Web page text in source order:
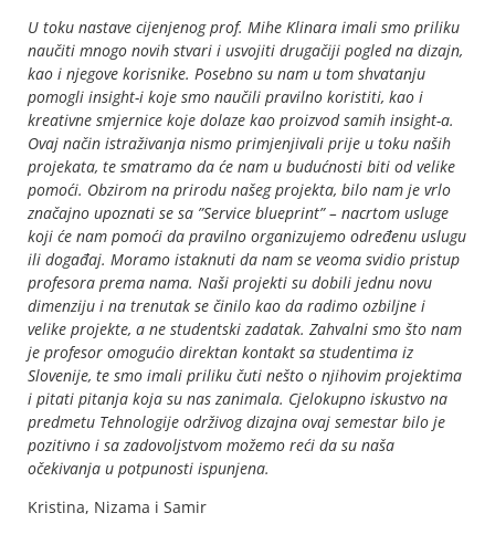
U toku nastave cijenjenog prof. Mihe Klinara imali smo priliku
naučiti mnogo novih stvari i usvojiti drugačiji pogled na dizajn,
kao i njegove korisnike. Posebno su nam u tom shvatanju
pomogli insight-i koje smo naučili pravilno koristiti, kao i
kreativne smjernice koje dolaze kao proizvod samih insight-a.
Ovaj način istraživanja nismo primjenjivali prije u toku naših
projekata, te smatramo da će nam u budućnosti biti od velike
pomoći. Obzirom na prirodu našeg projekta, bilo nam je vrlo
značajno upoznati se sa ”Service blueprint” – nacrtom usluge
koji će nam pomoći da pravilno organizujemo određenu uslugu
ili događaj. Moramo istaknuti da nam se veoma svidio pristup
profesora prema nama. Naši projekti su dobili jednu novu
dimenziju i na trenutak se činilo kao da radimo ozbiljne i
velike projekte, a ne studentski zadatak. Zahvalni smo što nam
je profesor omogućio direktan kontakt sa studentima iz
Slovenije, te smo imali priliku čuti nešto o njihovim projektima
i pitati pitanja koja su nas zanimala. Cjelokupno iskustvo na
predmetu Tehnologije održivog dizajna ovaj semestar bilo je
pozitivno i sa zadovoljstvom možemo reći da su naša
očekivanja u potpunosti ispunjena.
Kristina, Nizama i Samir